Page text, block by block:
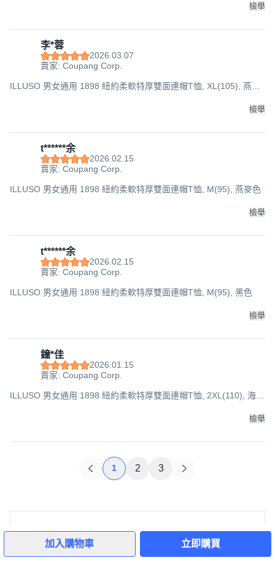
加入購物車 立即購買
檢舉
李*蓉
2026.03.07
賣家: Coupang Corp.
ILLUSO 男女通用 1898 紐約柔軟特厚雙面連帽T恤, XL(105), 燕麥
檢舉
t******余
2026.02.15
賣家: Coupang Corp.
ILLUSO 男女通用 1898 紐約柔軟特厚雙面連帽T恤, M(95), 燕麥色
檢舉
t******余
2026.02.15
賣家: Coupang Corp.
ILLUSO 男女通用 1898 紐約柔軟特厚雙面連帽T恤, M(95), 黑色
檢舉
鐘*佳
2026.01.15
賣家: Coupang Corp.
ILLUSO 男女通用 1898 紐約柔軟特厚雙面連帽T恤, 2XL(110), 海軍
檢舉
1 2 3
商品諮詢